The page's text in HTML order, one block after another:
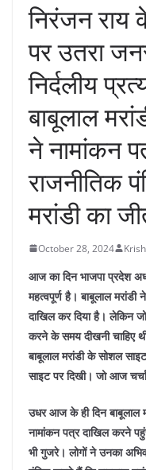
निरंजन
पर उतरा
निर्दलीय
बाबूलाल
ने नामांकन
राजनीतिक
मरांडी का
October 28, 2024
आज का दिन भाजपा प्रदेश
महत्वपूर्ण है। बाबूलाल
दाखिल कर दिया है। लेकिन
करने के समय दीखनी चाहिए
बाबूलाल मरांडी के सोशल
साइट पर दिखी। जो आज
उधर आज के ही दिन बाबूलाल
नामांकन पत्र दाखिल करने
भी गुजरे। लोगों ने उनका